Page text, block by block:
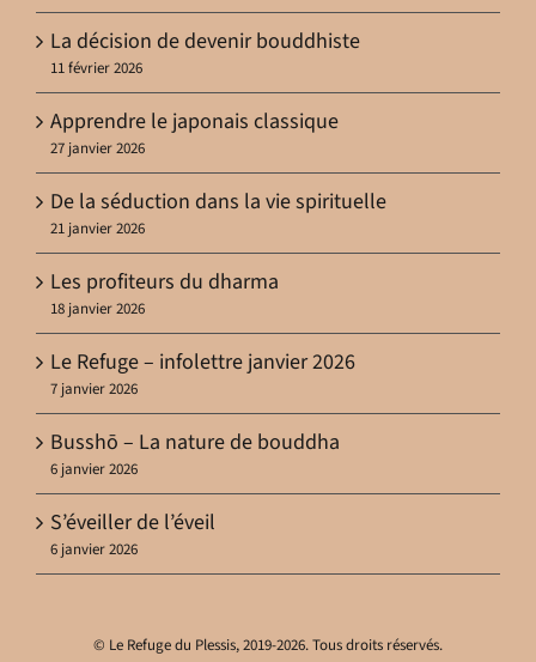
La décision de devenir bouddhiste
11 février 2026
Apprendre le japonais classique
27 janvier 2026
De la séduction dans la vie spirituelle
21 janvier 2026
Les profiteurs du dharma
18 janvier 2026
Le Refuge – infolettre janvier 2026
7 janvier 2026
Busshō – La nature de bouddha
6 janvier 2026
S’éveiller de l’éveil
6 janvier 2026
© Le Refuge du Plessis, 2019-2026. Tous droits réservés.